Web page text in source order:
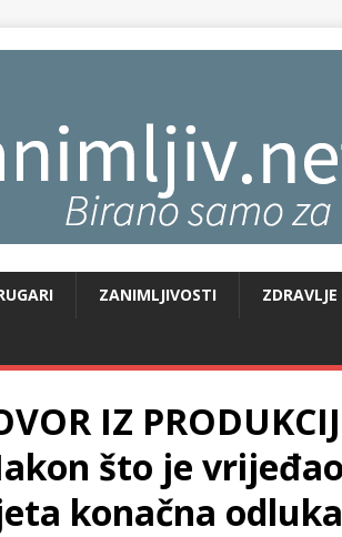
ZANIMLJIVOSTI ZDRAVLJE
IZ
što je
konačna